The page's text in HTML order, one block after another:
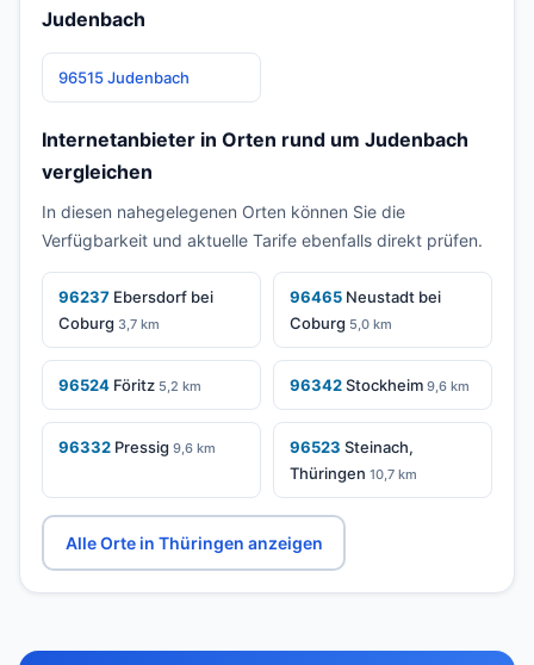
Judenbach
96515 Judenbach
Internetanbieter in Orten rund um Judenbach
vergleichen
In diesen nahegelegenen Orten können Sie die
Verfügbarkeit und aktuelle Tarife ebenfalls direkt prüfen.
96237 Ebersdorf bei
Coburg 3,7 km
96465 Neustadt bei
Coburg 5,0 km
96524 Föritz 5,2 km 96342Stockheim 9,6 km
96332 Pressig 9,6 km 96523 Steinach,
Thüringen 10,7 km
Alle Orte in Thüringen anzeigen